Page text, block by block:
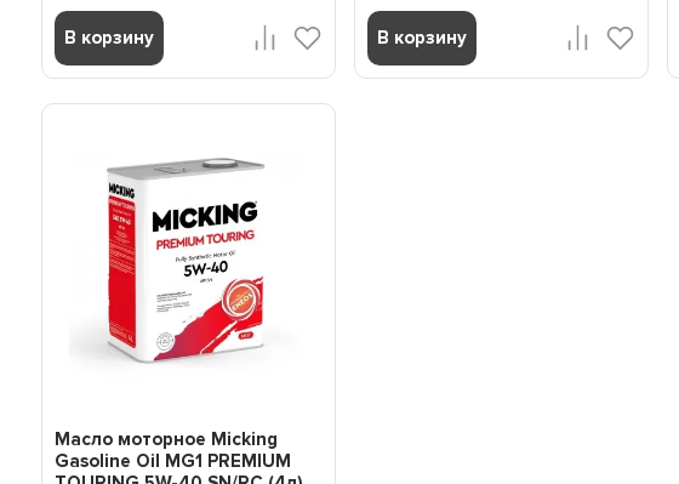
В корзину В корзину
Масло моторное Micking
Gasoline Oil MG1 PREMIUM